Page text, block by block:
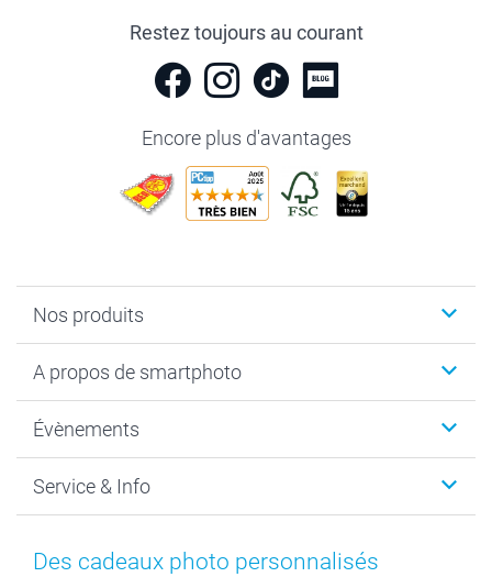
Restez toujours au courant
Encore plus d'avantages
Nos produits
Cadeaux photo
MyNameBook
Développement photo & Tirage photo
Cadres photo & accessoires déco
A propos de smartphoto
Durabilité
Gestion des cookies
Mentions Légales
Évènements
Nouvel An
Fête des Mères
Service & Info
Tarifs et frais de livraison
Des cadeaux photo personnalisés